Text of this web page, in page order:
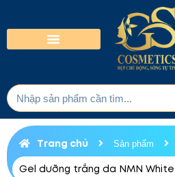
Trang chủ Sản phẩm
Gel dưỡng trắng da NMN White